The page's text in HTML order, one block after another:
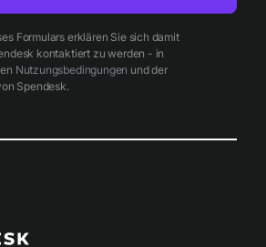
Formulars erklären Sie sich damit
kontaktiert zu werden - in
Nutzungsbedingungen und der
Spendesk.